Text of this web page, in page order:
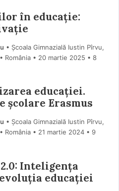
în educație:
• Școala Gimnazială Iustin Pîrvu,
România
20 martie 2025 • 8
educației.
școlare Erasmus
• Școala Gimnazială Iustin Pîrvu,
România
21 martie 2024 • 9
Inteligența
educației